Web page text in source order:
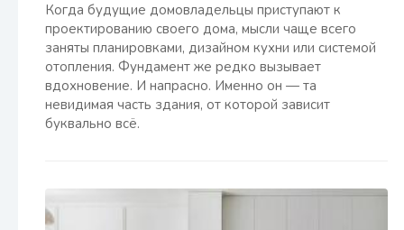
Когда будущие домовладельцы приступают к
проектированию своего дома, мысли чаще всего
заняты планировками, дизайном кухни или системой
отопления. Фундамент же редко вызывает
вдохновение. И напрасно. Именно он — та
невидимая часть здания, от которой зависит
буквально всё.